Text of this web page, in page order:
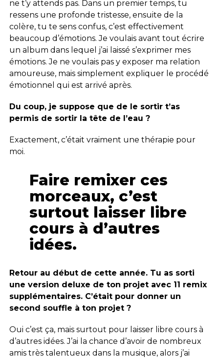
ne t’y attends pas. Dans un premier temps, tu
ressens une profonde tristesse, ensuite de la
colère, tu te sens confus, c’est effectivement
beaucoup d’émotions. Je voulais avant tout écrire
un album dans lequel j’ai laissé s’exprimer mes
émotions. Je ne voulais pas y exposer ma relation
amoureuse, mais simplement expliquer le procédé
émotionnel qui est arrivé après.
Du coup, je suppose que de le sortir t’as
permis de sortir la tête de l’eau ?
Exactement, c’était vraiment une thérapie pour
moi.
Faire remixer ces
morceaux, c’est
surtout laisser libre
cours à d’autres
idées.
Retour au début de cette année. Tu as sorti
une version deluxe de ton projet avec 11 remix
supplémentaires. C’était pour donner un
second souffle à ton projet ?
Oui c’est ça, mais surtout pour laisser libre cours à
d’autres idées. J’ai la chance d’avoir de nombreux
amis très talentueux dans la musique, alors j’ai